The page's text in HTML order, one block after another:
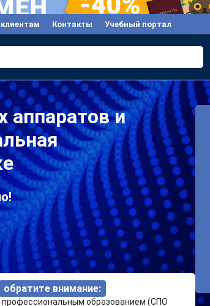
Контакты Учебный портал
аппаратов и
обратите внимание:
образованием (СПО